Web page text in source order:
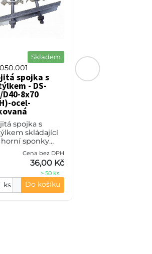
Skladem
spojka s
- DS-
D40-8x70
ocel-
spojka s
skládající
horní sponky
dolního dílu
šroubu M8x70
Výrobním
je ocel-
Cena bez DPH
36,00 Kč
> 50 ks
ks Do košíku
991.040.001
Horní sponka